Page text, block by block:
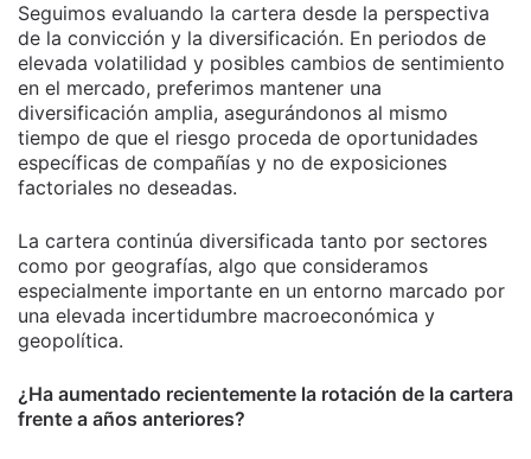
Seguimos evaluando la cartera desde la perspectiva
de la convicción y la diversificación. En periodos de
elevada volatilidad y posibles cambios de sentimiento
en el mercado, preferimos mantener una
diversificación amplia, asegurándonos al mismo
tiempo de que el riesgo proceda de oportunidades
específicas de compañías y no de exposiciones
factoriales no deseadas.
La cartera continúa diversificada tanto por sectores
como por geografías, algo que consideramos
especialmente importante en un entorno marcado por
una elevada incertidumbre macroeconómica y
geopolítica.
¿Ha aumentado recientemente la rotación de la cartera
frente a años anteriores?